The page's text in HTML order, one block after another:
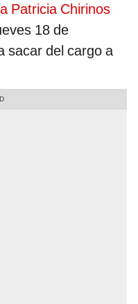
Patricia Chirinos
18 de
sacar del cargo a